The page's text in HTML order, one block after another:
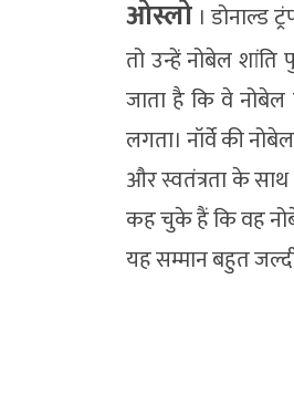
ओस्लो ।
तो उन्हें नोबेल
जाता है कि वे
लगता। नॉर्वे की
और स्वतंत्रता के
कह चुके हैं कि वह
यह सम्मान बहुत